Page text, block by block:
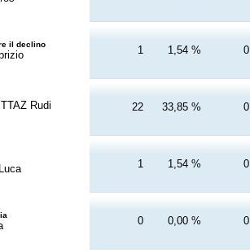
il declino 1 1,54 % 0
Rudi
22 33,85 % 0
1 1,54 % 0
0 0,00 % 0